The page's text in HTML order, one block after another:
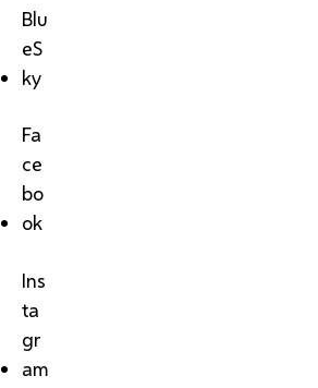
Blu
eS
ky
Fa
ce
bo
ok
Ins
ta
gr
am